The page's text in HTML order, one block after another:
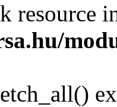
resource